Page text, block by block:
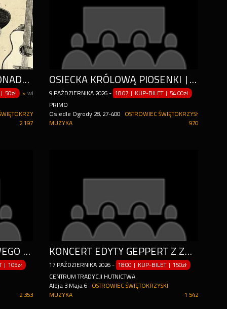
KLIMATYCZNY RECITAL PONADCZASOWYCH PRZEBOJÓW
| 50zł » więcej terminów
2 197
OSIECKA KRÓLOWĄ PIOSENKI | OSTROWIEC ŚWIĘTOKRZYSKI
9 PAŹDZIERNIKA 2026 - 18:07 | KUP-BILET | 54.00zł
PRIMO
Osiedle Ogrody 28, 27-400
OSTROWIEC ŚWIĘTOKRZYSKI
970
MUZYKA
DRUGA CZĘŚĆ KOMEDIOWEGO HITU RUBINOWE GODY
| 105zł
2 353
KONCERT EDYTY GEPPERT Z ZESPOŁEM
17 PAŹDZIERNIKA 2026 - 18:00 | KUP-BILET |150zł
CENTRUM TRADYCJI HUTNICTWA
Aleja 3 Maja 6
OSTROWIEC ŚWIĘTOKRZYSKI
1 542
MUZYKA